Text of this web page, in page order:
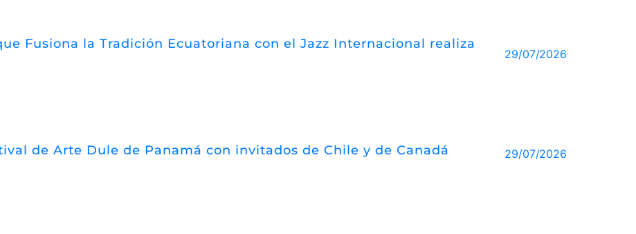
Fusiona la Tradición Ecuatoriana con el Jazz Internacional realiza
29/07/2026
de Arte Dule de Panamá con invitados de Chile y de Canadá 29/07/2026